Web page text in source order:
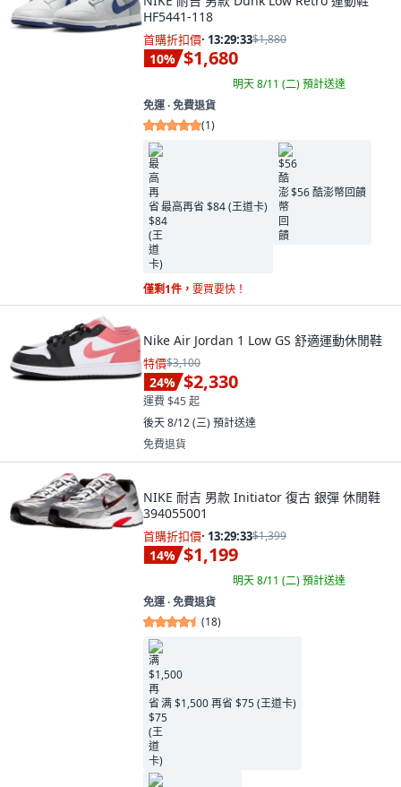
HF5441-118
首購折扣價· 13:29:32$1,880
10% $1,680
明天 8/11 (二)預計送達
免運 ∙ 免費退貨
(1)
最高再省 $84 (王道卡)
$56 酷澎幣回饋
僅剩1件， 要買要快！
Nike Air Jordan 1 Low GS 舒適運動休閒鞋
特價$3,100
24% $2,330
運費 $45 起
後天 8/12 (三) 預計送達
免費退貨
NIKE 耐吉 男款 Initiator 復古 銀彈 休閒鞋
394055001
首購折扣價· 13:29:32$1,399
14% $1,199
明天 8/11 (二)預計送達
免運 ∙ 免費退貨
(18)
满 $1,500 再省 $75 (王道卡)